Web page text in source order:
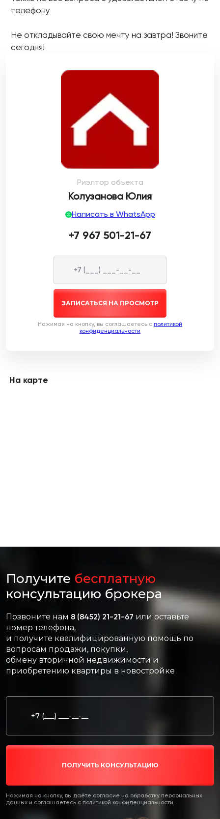
телефону
Не откладывайте свою мечту на завтра! Звоните
сегодня!
Риэлтор объекта
Колузанова Юлия
Написать в WhatsApp
+7 967 501-21-67
ЗАПИСАТЬСЯ НА ПРОСМОТР
Нажимая на кнопку, вы соглашаетесь c политикой
конфиденциальности
На карте
Получите бесплатную
консультацию брокера
Позвоните нам 8 (8452) 21-21-67 или оставьте
номер телефона,
и получите квалифицированную помощь по
вопросам продажи, покупки,
обмену вторичной недвижимости и
приобретению квартиры в новостройке
ПОЛУЧИТЬ КОНСУЛЬТАЦИЮ
Нажимая на кнопку, вы даёте согласие на обработку персональных
данных и соглашаетесь c политикой конфиденциальности